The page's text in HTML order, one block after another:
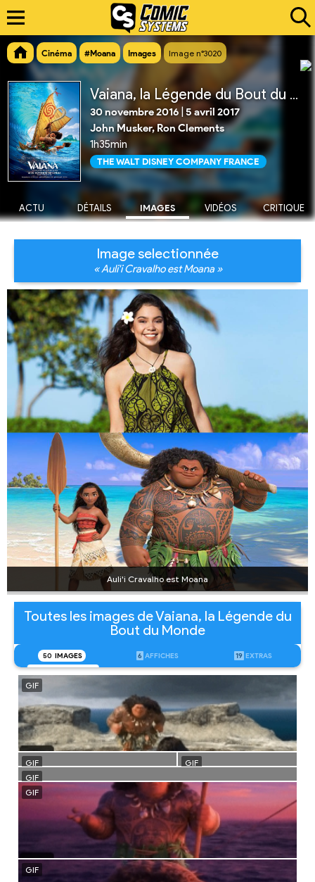
Cinéma #Moana Images Image n°3020
Vaiana, la Légende du Bout du Monde
30 novembre 2016 5 avril 2017
John Musker, Ron Clements
1h35min
THE WALT DISNEY COMPANY FRANCE
ACTU DÉTAILS IMAGES VIDÉOS CRITIQUE
Image selectionnée
« Auli'i Cravalho est Moana »
Auli'i Cravalho est Moana
Toutes les images de Vaiana, la Légende du
Bout du Monde
50 IMAGES 6 AFFICHES 19 EXTRAS